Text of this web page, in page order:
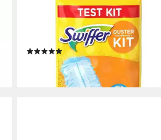
Reinigungstücher (Mikrofaser,
packung, 1-tlg., Starterset, Ideal für
alle trockenen Oberflächen)
(5)
lieferbar - in 3-4 Werktagen bei dir